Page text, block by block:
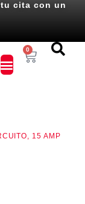
cita con un
0
15 AMP